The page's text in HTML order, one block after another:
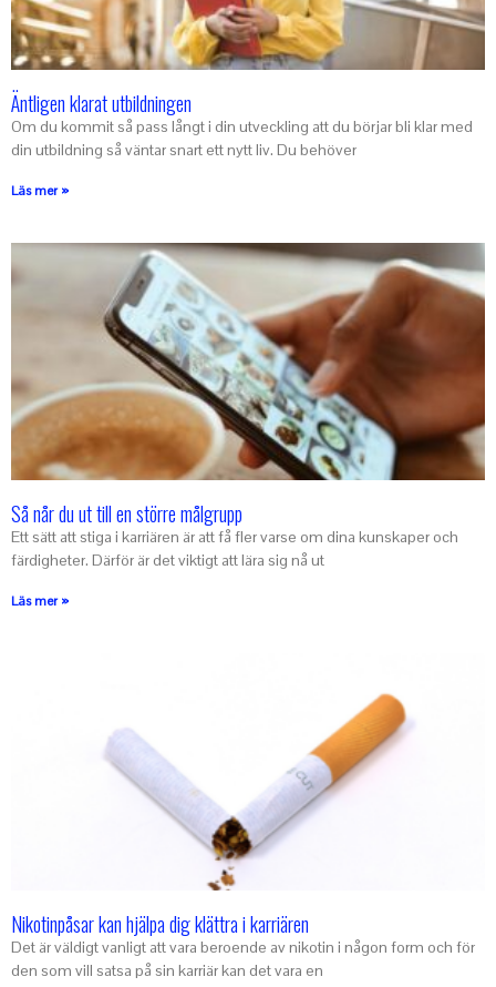
Äntligen klarat utbildningen
Om du kommit så pass långt i din utveckling att du börjar bli klar med
din utbildning så väntar snart ett nytt liv. Du behöver
Läs mer »
Så når du ut till en större målgrupp
Ett sätt att stiga i karriären är att få fler varse om dina kunskaper och
färdigheter. Därför är det viktigt att lära sig nå ut
Läs mer »
Nikotinpåsar kan hjälpa dig klättra i karriären
Det är väldigt vanligt att vara beroende av nikotin i någon form och för
den som vill satsa på sin karriär kan det vara en